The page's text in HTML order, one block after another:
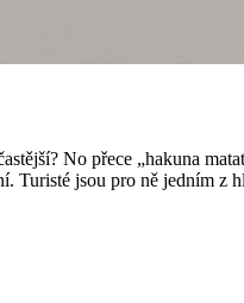
No přece „hakuna
Turisté jsou pro ně jedním z